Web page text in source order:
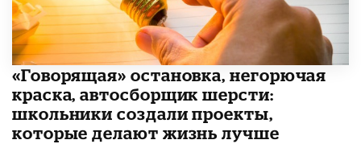
​«Говорящая» остановка, негорючая
краска, автосборщик шерсти:
школьники создали проекты,
которые делают жизнь лучше